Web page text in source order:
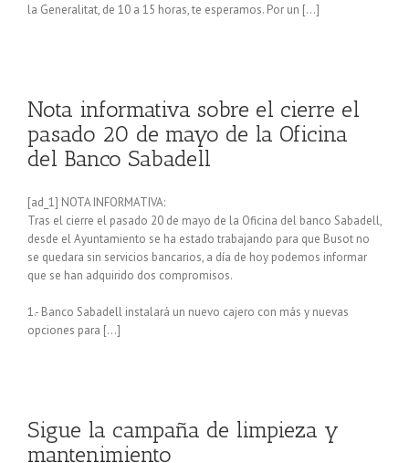
la Generalitat, de 10 a 15 horas, te esperamos. Por un […]
Nota informativa sobre el cierre el
pasado 20 de mayo de la Oficina
del Banco Sabadell
[ad_1] NOTA INFORMATIVA:
Tras el cierre el pasado 20 de mayo de la Oficina del banco Sabadell,
desde el Ayuntamiento se ha estado trabajando para que Busot no
se quedara sin servicios bancarios, a día de hoy podemos informar
que se han adquirido dos compromisos.
1.- Banco Sabadell instalará un nuevo cajero con más y nuevas
opciones para […]
Sigue la campaña de limpieza y
mantenimiento